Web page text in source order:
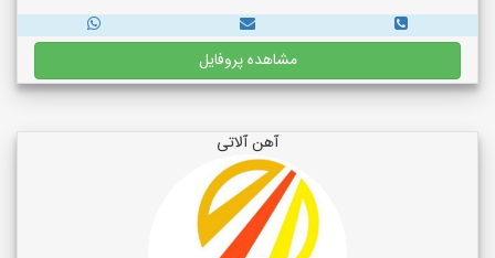
مشاهده پروفایل
آهن آلاتی